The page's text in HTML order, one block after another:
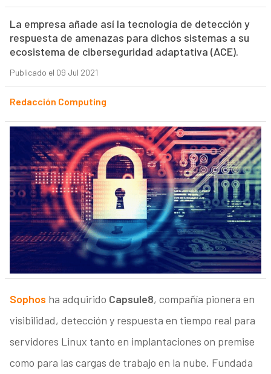
La empresa añade así la tecnología de detección y
respuesta de amenazas para dichos sistemas a su
ecosistema de ciberseguridad adaptativa (ACE).
Publicado el 09 Jul 2021
Redacción Computing
Sophos ha adquirido Capsule8, compañía pionera en
visibilidad, detección y respuesta en tiempo real para
servidores Linux tanto en implantaciones on premise
como para las cargas de trabajo en la nube. Fundada